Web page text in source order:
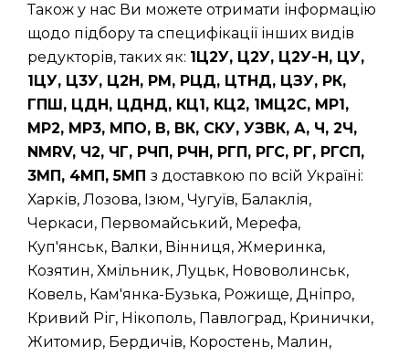
Також у нас Ви можете отримати інформацію
щодо підбору та специфікації інших видів
редукторів, таких як: 1Ц2У, Ц2У, Ц2У-Н, ЦУ,
1ЦУ, Ц3У, Ц2Н, РМ, РЦД, ЦТНД, ЦЗУ, РК,
ГПШ, ЦДН, ЦДНД, КЦ1, КЦ2, 1МЦ2С, МР1,
МР2, МР3, МПО, В, ВК, СКУ, УЗВК, А, Ч, 2Ч,
NMRV, Ч2, ЧГ, РЧП, РЧН, РГП, РГС, РГ, РГСП,
3МП, 4МП, 5МП з доставкою по всій Україні:
Харків, Лозова, Ізюм, Чугуїв, Балаклія,
Черкаси, Первомайський, Мерефа,
Куп'янськ, Валки, Вінниця, Жмеринка,
Козятин, Хмільник, Луцьк, Нововолинськ,
Ковель, Кам'янка-Бузька, Рожище, Дніпро,
Кривий Ріг, Нікополь, Павлоград, Кринички,
Житомир, Бердичів, Коростень, Малин,